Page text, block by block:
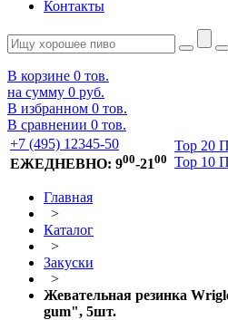
Контакты
В корзине 0 тов.
на сумму 0 руб.
В избранном 0 тов.
В сравнении 0 тов.
+7 (495) 12345-50
ЕЖЕДНЕВНО: 900-2100
Top 20
Top 10
Главная
>
Каталог
>
Закуски
>
Жевательная резинка
gum", 5шт.